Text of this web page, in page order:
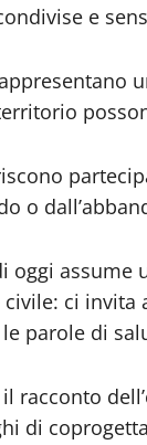
e
o
oggi
ci
parole di
racconto
di